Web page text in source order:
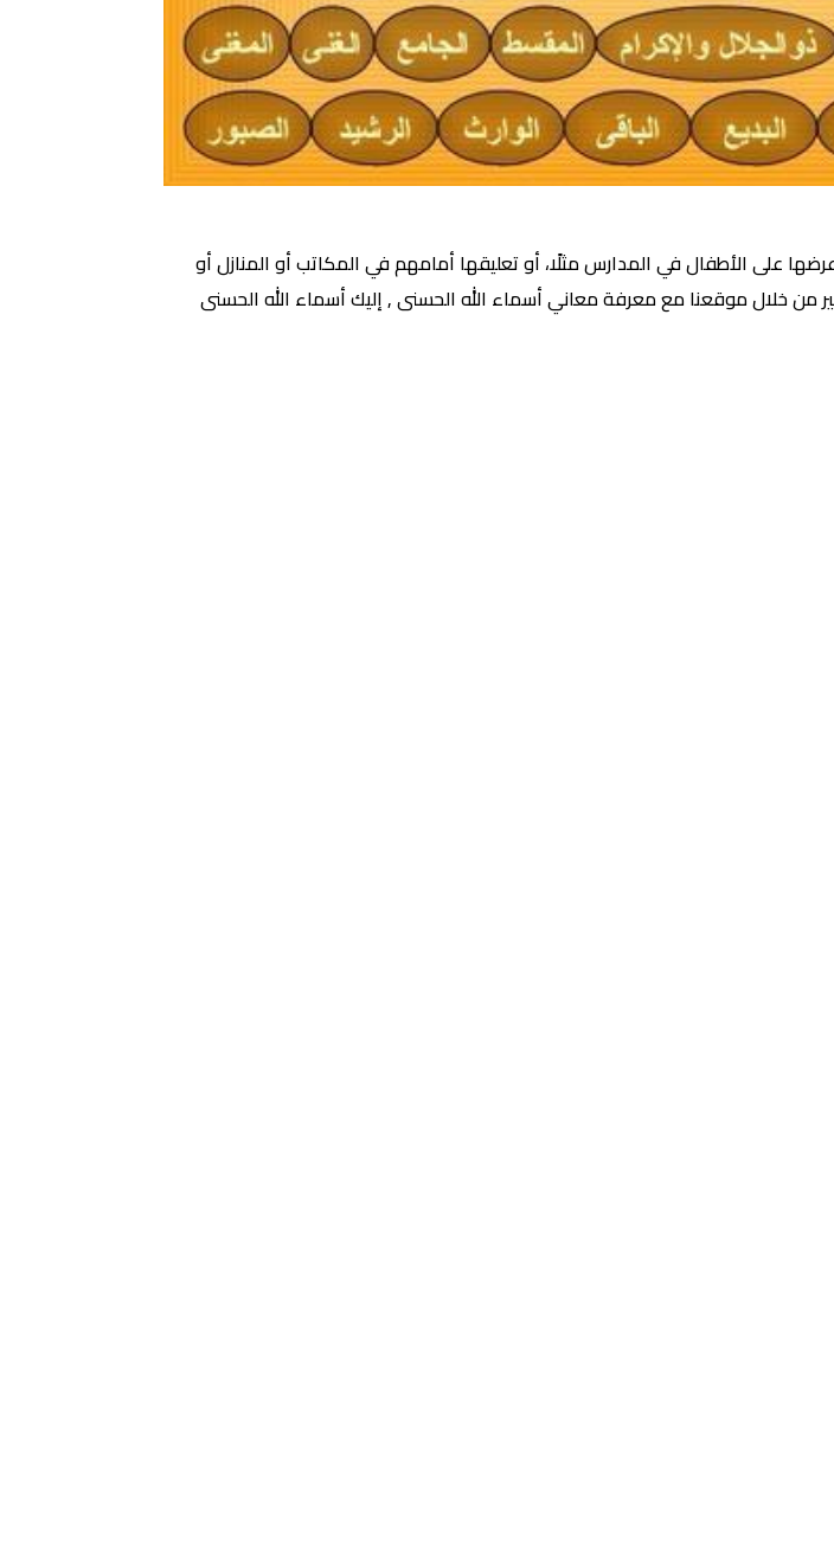
على الأطفال في المدارس مثلًا، أو تعليقها أمامهم في المكاتب أو المنازل أو
من خلال موقعنا مع معرفة معاني أسماء الله الحسنى , إليك أسماء الله الحسنى